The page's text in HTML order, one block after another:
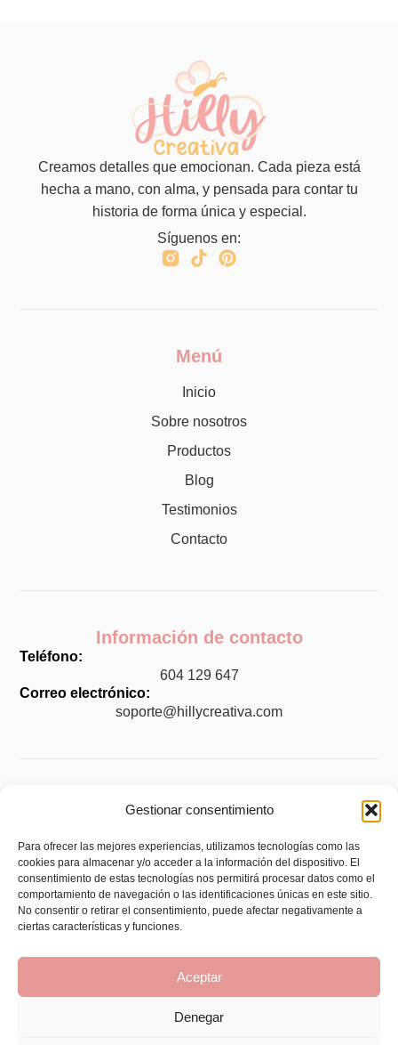
Gestionar consentimiento
Para ofrecer las mejores experiencias, utilizamos tecnologías como las
cookies para almacenar y/o acceder a la información del dispositivo. El
consentimiento de estas tecnologías nos permitirá procesar datos como el
comportamiento de navegación o las identificaciones únicas en este sitio.
No consentir o retirar el consentimiento, puede afectar negativamente a
ciertas características y funciones.
Aceptar
Denegar
Creamos detalles que emocionan. Cada pieza está
hecha a mano, con alma, y pensada para contar tu
historia de forma única y especial.
Síguenos en:
Menú
Inicio
Sobre nosotros
Productos
Blog
Testimonios
Contacto
Información de contacto
Teléfono:
604 129 647
Correo electrónico:
soporte@hillycreativa.com
Política de privacidad
Política de cookies (UE)
Política de envíos y devoluciones